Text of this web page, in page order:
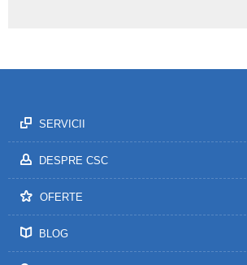
SERVICII
DESPRE CSC
OFERTE
BLOG